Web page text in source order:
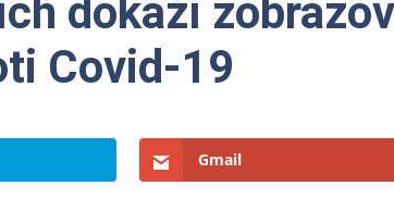
dokáží
Covid-19
Gmail